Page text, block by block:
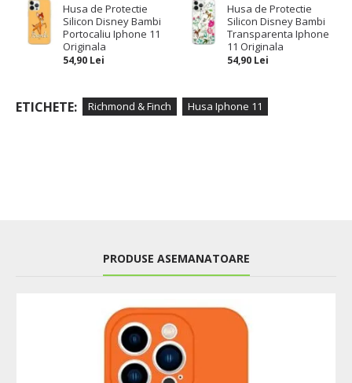
Husa de Protectie
Silicon Disney Bambi
Portocaliu Iphone 11
Originala
54,90 Lei
Husa de Protectie
Silicon Disney Bambi
Transparenta Iphone
11 Originala
54,90 Lei
ETICHETE: Richmond & Finch Husa Iphone 11
PRODUSE ASEMANATOARE